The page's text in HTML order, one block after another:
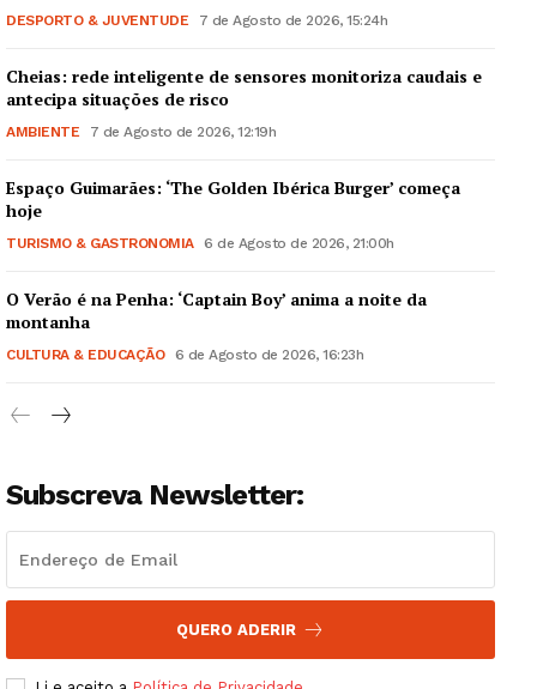
Guimarães, agora!
Institucional
Artigos
Edição Digital
Grande Entrevista
DESPORTO & JUVENTUDE 7 de Agosto de 2026, 15:24h
Cheias: rede inteligente de sensores monitoriza caudais e
antecipa situações de risco
AMBIENTE 7 de Agosto de 2026, 12:19h
Espaço Guimarães: ‘The Golden Ibérica Burger’ começa
hoje
TURISMO & GASTRONOMIA 6 de Agosto de 2026, 21:00h
O Verão é na Penha: ‘Captain Boy’ anima a noite da
montanha
CULTURA & EDUCAÇÃO 6 de Agosto de 2026, 16:23h
Subscreva Newsletter:
QUERO ADERIR